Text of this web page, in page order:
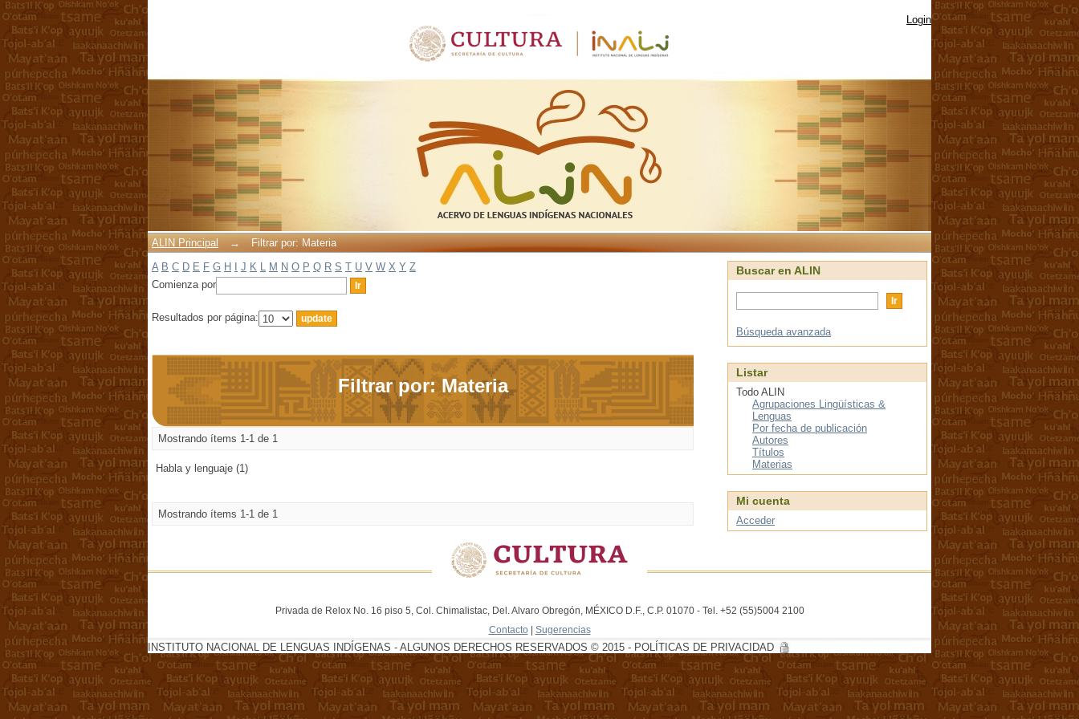
Login
ALIN Principal →
Filtrar por: Materia
A B C D E F G H J K L M N O P Q R S T U V W X Y Z
Comienza por
Resultados por página:
Filtrar por: Materia
Mostrando ítems 1-1 de 1
Habla y lenguaje (1)
Mostrando ítems 1-1 de 1
Buscar en ALIN
Búsqueda avanzada
Listar
Todo ALIN
Agrupaciones Lingüísticas &
Lenguas
Por fecha de publicación
Autores
Títulos
Materias
Mi cuenta
Acceder
Privada de Relox No. 16 piso 5, Col. Chimalistac, Del. Alvaro Obregón, MÉXICO D.F., C.P. 01070 - Tel. +52 (55)5004 2100
Contacto | Sugerencias
INSTITUTO NACIONAL DE LENGUAS INDÍGENAS - ALGUNOS DERECHOS RESERVADOS © 2015 - POLÍTICAS DE PRIVACIDAD